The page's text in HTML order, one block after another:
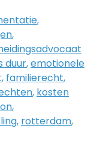
,
,
duur,emotionele
, familierecht,
, kosten
,
, rotterdam,